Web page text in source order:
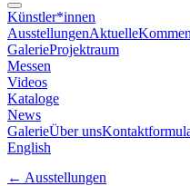
Künstler*innen
AusstellungenAktuelle
GalerieProjektraum
Messen
Videos
Kataloge
News
GalerieÜber uns
English
← Ausstellungen